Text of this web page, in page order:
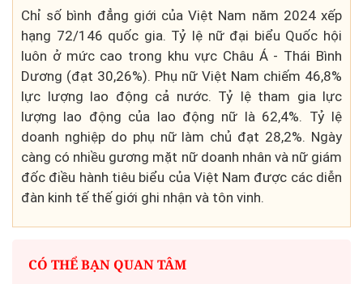
Chỉ số bình đẳng giới của Việt Nam năm 2024 xếp
hạng 72/146 quốc gia. Tỷ lệ nữ đại biểu Quốc hội
luôn ở mức cao trong khu vực Châu Á - Thái Bình
Dương (đạt 30,26%). Phụ nữ Việt Nam chiếm 46,8%
lực lượng lao động cả nước. Tỷ lệ tham gia lực
lượng lao động của lao động nữ là 62,4%. Tỷ lệ
doanh nghiệp do phụ nữ làm chủ đạt 28,2%. Ngày
càng có nhiều gương mặt nữ doanh nhân và nữ giám
đốc điều hành tiêu biểu của Việt Nam được các diễn
đàn kinh tế thế giới ghi nhận và tôn vinh.
CÓ THỂ BẠN QUAN TÂM